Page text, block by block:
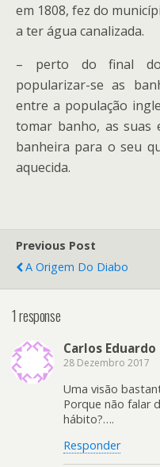
em 1808, fez do
a ter água canalizada.
– perto do final do
popularizar-se as
entre a população
tomar banho, as suas
banheira para o seu
aquecida.
Previous Post
A Origem Do Diabo
1 response
Carlos Eduardo
28 Dezembro 2017
Uma visão
Porque não falar
hábito?….
Responder